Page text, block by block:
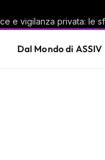
Dal Mondo di ASSIV